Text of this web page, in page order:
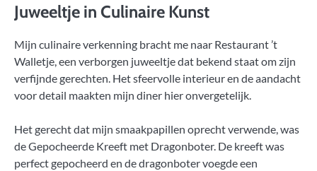
Juweeltje in Culinaire Kunst
Mijn culinaire verkenning bracht me naar Restaurant ’t
Walletje, een verborgen juweeltje dat bekend staat om zijn
verfijnde gerechten. Het sfeervolle interieur en de aandacht
voor detail maakten mijn diner hier onvergetelijk.
Het gerecht dat mijn smaakpapillen oprecht verwende, was
de Gepocheerde Kreeft met Dragonboter. De kreeft was
perfect gepocheerd en de dragonboter voegde een